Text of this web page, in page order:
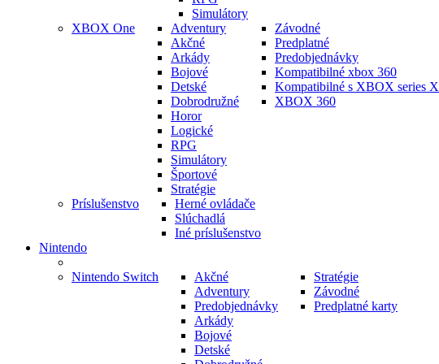
Simulátory
XBOX One
Adventury
Akčné
Arkády
Bojové
Detské
Dobrodružné
Horor
Logické
RPG
Simulátory
Športové
Stratégie
Závodné
Predplatné
Predobjednávky
Kompatibilné xbox 360
Kompatibilné s XBOX series X
XBOX 360
Príslušenstvo
Herné ovládače
Slúchadlá
Iné príslušenstvo
Nintendo
Nintendo Switch
Akčné
Adventury
Predobjednávky
Arkády
Bojové
Detské
Stratégie
Závodné
Predplatné karty